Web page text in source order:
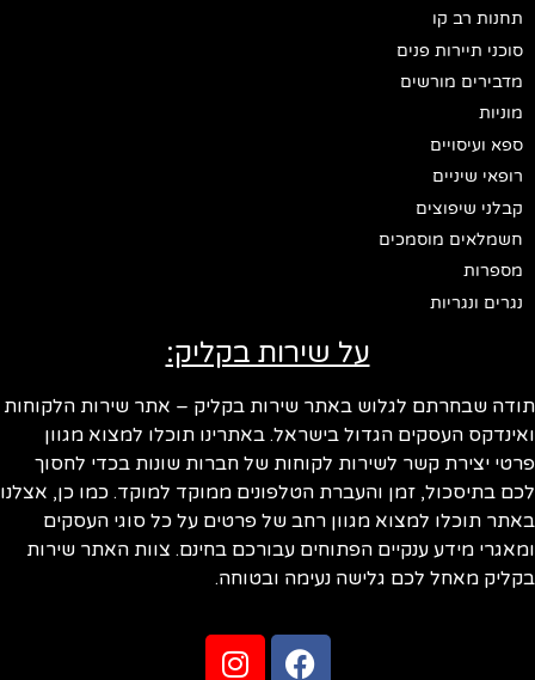
תחנות רב קו
סוכני תיירות פנים
מדבירים מורשים
מוניות
ספא ועיסויים
רופאי שיניים
קבלני שיפוצים
חשמלאים מוסמכים
מספרות
נגרים ונגריות
על שירות בקליק:
שבחרתם לגלוש באתר שירות בקליק – אתר שירות הלקוחות
העסקים הגדול בישראל. באתרינו תוכלו למצוא מגוון
יצירת קשר לשירות לקוחות של חברות שונות בכדי לחסוך
בתיסכול, זמן והעברת הטלפונים ממוקד למוקד. כמו כן, אצלנו
תוכלו למצוא מגוון רחב של פרטים על כל סוגי העסקים
מידע ענקיים הפתוחים עבורכם בחינם. צוות האתר שירות
מאחל לכם גלישה נעימה ובטוחה.